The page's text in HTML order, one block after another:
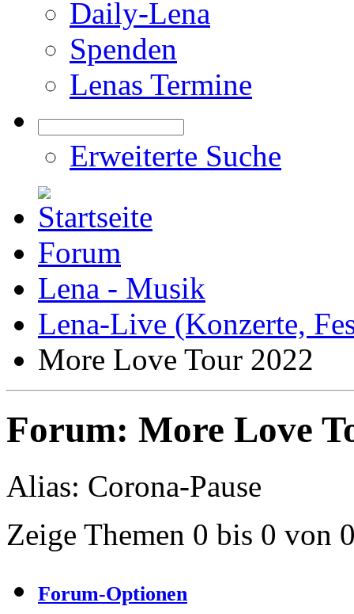
Daily-Lena
Spenden
Lenas Termine
Erweiterte Suche
Forum
Lena - Musik
Lena-Live (Konzerte,
More Love Tour 2022
Forum: More Love
Alias: Corona-Pause
Zeige Themen 0 bis 0 von
Forum-Optionen